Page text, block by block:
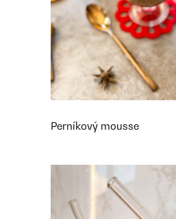
Perníkový mousse